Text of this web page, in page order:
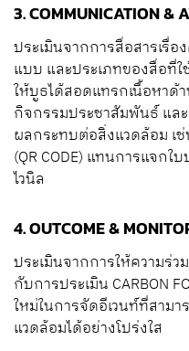
3. COMMUNICATION &
ประเมินจากการสื่อสารเรื่
แบบ และประเภทของสื่อที่
ให้บูธได้สอดแทรกเนื้อหาด้
กิจกรรมประชาสัมพันธ์ แล
ผลกระทบต่อสิ่งแวดล้อม เช่
(QR CODE) แทนการแจกใ
ไวนิล
4. OUTCOME &
ประเมินจากการให้ความร่
กับการประเมิน CARBON
ใหม่ในการจัดอีเวนท์ที่สาม
แวดล้อมได้อย่างโปร่งใส